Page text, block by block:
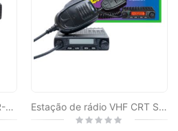
Estação de rádio Alinco DR-B185HE PNI VHF 144-145.955 MHz, 500CH, DMTF, Scan, 12V Estação de rádio VHF CRT SPACE V 136-174 MHz, 199 canais, programável para PC, 13,8 Vcc, Talk Around, Scan, Squelch, BCL, Mic Gain
Rating: